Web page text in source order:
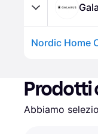
Nordic Home
Prodotti
Abbiamo